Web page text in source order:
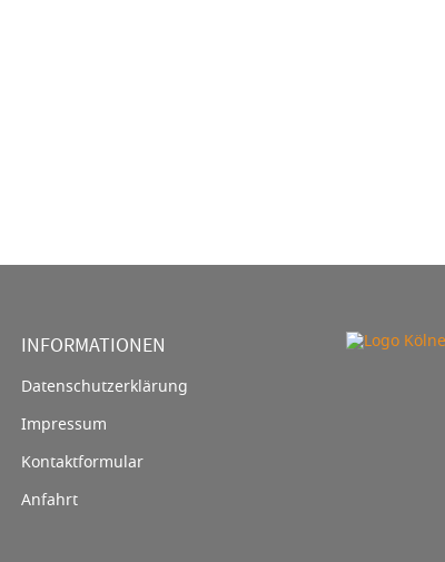
INFORMATIONEN
Datenschutzerklärung
Impressum
Kontaktformular
Anfahrt